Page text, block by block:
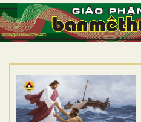
TRANG NHẤT
GIỚI THIỆU
DÒNG TU
BAN MỤC VỤ